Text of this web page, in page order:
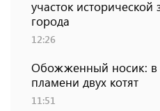
участок исторической
города
12:26
Обожженный носик: в
пламени двух котят
11:51